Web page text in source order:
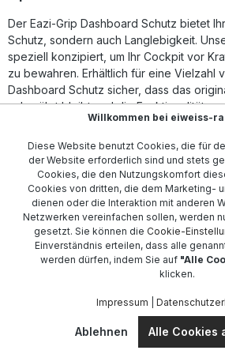
Displayschutz Maßgeschneiderte Passform passend für
Triumph Trident 660 & Speed Twin
unauffälliges Design für optimale Sicht Einfache Montage
mit mitgelieferten Anweisungen Verbessert langfristig den
Werterhalt des Motorrads Lieferumfang: Eazi-Grip
Dashboard
Der Eazi-Grip Dashboard Schutz bietet
Schutz, sondern auch Langlebigkeit.
speziell konzipiert, um Ihr Cockpit vor
zu bewahren. Erhältlich für eine Vielzahl
Dashboard Schutz sicher, dass das
unberührt bleibt und die Funktionalität
BMW,Ducati, undHondaerhalten Sie
die sich mühelos integrieren lassen. Die
bieten nicht nur Schutz, sondern auch
allen Bedienelementen.
Unsere Auswahl umfasst weiterhin
Suzuki,Triumph, undYamaha. Egal,
oder der Rennstrecke unterwegs sind,
Schutz bietet Ihnen den nötigen Schutz
stets in Topform. Erleben Sie die
und Funktionalität mit unserer breiten
Willkommen bei eiweiss-
Diese Website benutzt Cookies, die für
der Website erforderlich sind und stets
Cookies, die den Nutzungskomfort
Cookies von dritten, die dem Marketing-
dienen oder die Interaktion mit anderen
Netzwerken vereinfachen sollen, werden
gesetzt. Sie können die Cookie-
Einverständnis erteilen, dass alle
werden dürfen, indem Sie auf "Alle
klicken.
Impressum
Ablehnen Alle Cookies